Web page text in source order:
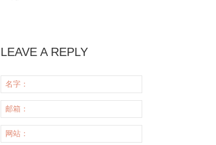
LEAVE A REPLY
名字：
邮箱：
网站：